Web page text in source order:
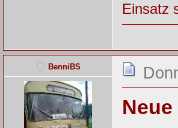
Einsatz
BenniBS